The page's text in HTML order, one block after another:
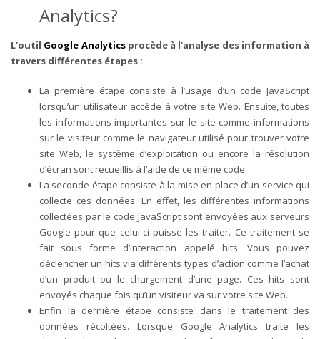
Analytics?
L’outil Google Analyticsprocède à l’analyse des information à
travers différentes étapes :
La première étape consiste à l’usage d’un code JavaScript
lorsqu’un utilisateur accède à votre site Web. Ensuite, toutes
les informations importantes sur le site comme informations
sur le visiteur comme le navigateur utilisé pour trouver votre
site Web, le système d’exploitation ou encore la résolution
d’écran sont recueillis à l’aide de ce même code.
La seconde étape consiste à la mise en place d’un service qui
collecte ces données. En effet, les différentes informations
collectées par le code JavaScript sont envoyées aux serveurs
Google pour que celui-ci puisse les traiter. Ce traitement se
fait sous forme d’interaction appelé hits. Vous pouvez
déclencher un hits via différents types d’action comme l’achat
d’un produit ou le chargement d’une page. Ces hits sont
envoyés chaque fois qu’un visiteur va sur votre site Web.
Enfin la dernière étape consiste dans le traitement des
données récoltées. Lorsque Google Analytics traite les